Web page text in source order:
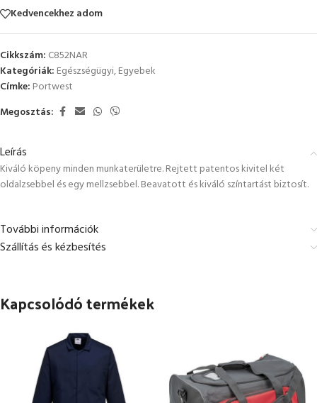
Kedvencekhez adom
Cikkszám: C852NAR
Kategóriák: Egészségügyi,Egyebek
Címke: Portwest
Megosztás:
Leírás
Kiváló köpeny minden munkaterületre. Rejtett patentos kivitel két
oldalzsebbel és egy mellzsebbel. Beavatott és kiváló színtartást biztosít.
További információk
Szállítás és kézbesítés
Kapcsolódó termékek